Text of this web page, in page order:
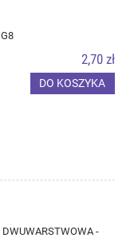
2,70 zł
DO KOSZYKA
-